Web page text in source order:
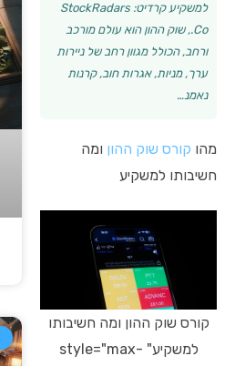
למשקיע קרדיט: StockRadars
Co., שוק ההון הוא עולם מורכב
ורחב, הכולל מגוון רחב של ניירות
ערך, מניות, אגרות חוב, קרנות
נאמנ…
מהו קורס שוק ההון ומה
חשיבותו למשקיע
קורס שוק ההון ומה חשיבותו
למשקיע" style="max-